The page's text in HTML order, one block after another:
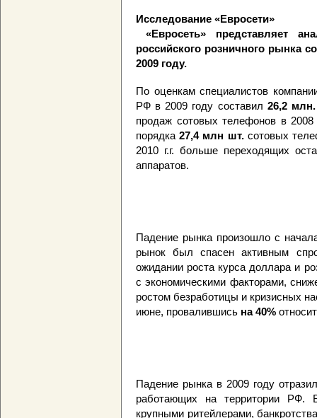
Исследование «Евросети»
«Евросеть» представляет
российского розничного рынка
2009 году.
По оценкам специалистов
РФ в 2009 году составил 26,2
продаж сотовых телефонов в
порядка27,4 млн шт.сотовых
2010 г.г. больше переходящих
аппаратов.
Падение рынка произошло с
рынок был спасен активным
ожидании роста курса доллара и
с экономическими факторами,
ростом безработицы и кризисных
июне, провалившись на 40%
Падение рынка в 2009 году
работающих на территории РФ.
крупными ритейлерами,